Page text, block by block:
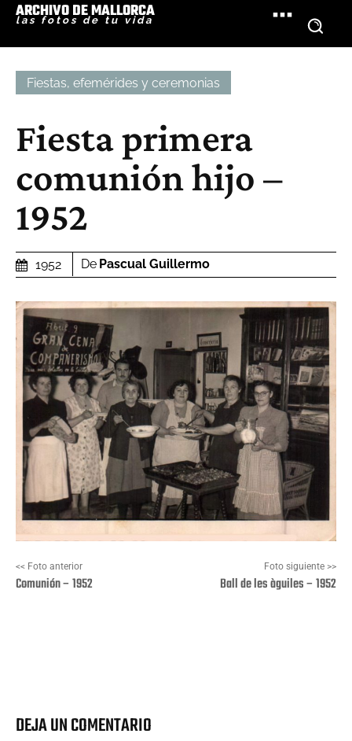
ARCHIVO DE MALLORCA
las fotos de tu vida
Fiestas, efemérides y ceremonias
Fiesta primera
comunión hijo –
1952
1952 De Pascual Guillermo
<< Foto anterior
Comunión – 1952
Foto siguiente >>
Ball de les àguiles – 1952
DEJA UN COMENTARIO